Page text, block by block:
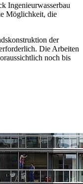
Ingenieurwasserbau
Möglichkeit, die
der
Die Arbeiten
noch bis